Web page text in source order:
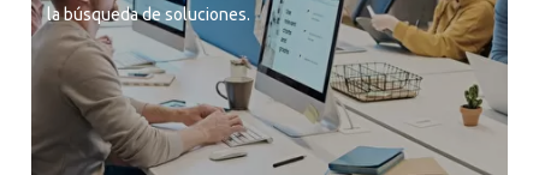
la búsqueda de soluciones.